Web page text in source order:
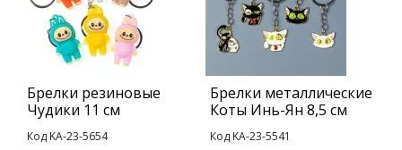
Брелки резиновые
Чудики 11 см
Код KA-23-5654
Брелки металлические
Коты Инь-Ян 8,5 см
Код KA-23-5541